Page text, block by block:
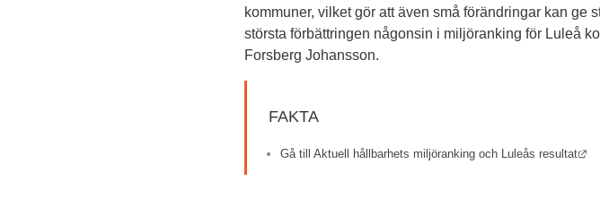
kommuner, vilket gör att även små förändringar kan ge
största förbättringen någonsin i miljöranking för Luleå
Forsberg Johansson.
FAKTA
Gå till Aktuell hållbarhets miljöranking och Luleås resultat